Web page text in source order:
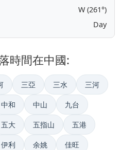
W (261°)
Day
時間在中國:
三亞 三水 三河
中和 中山 九台
五大 五指山 五港
伊利 余姚 佳旺